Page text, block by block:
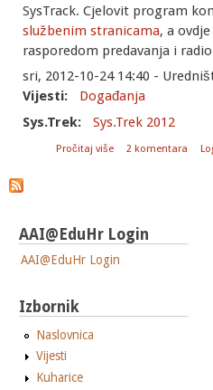
SysTrack. Cjelovit program
službenim stranicama, a
rasporedom predavanja i
sri, 2012-10-24 14:40 -
Vijesti:
Događanja
Sys.Trek:
Sys.Trek 2012
Pročitaj više o CUC 2012 -
2 komentara
AAI@EduHr Login
AAI@EduHr Login
Izbornik
Naslovnica
Vijesti
Kuharice